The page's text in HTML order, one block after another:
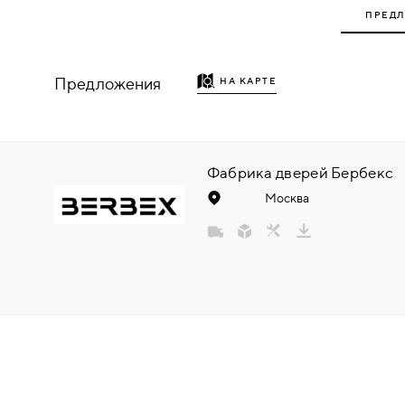
ДЕКОРАТИВНЫЕ НАКЛАДКИ/
ПОВОРОТНЫЕ РУЧКИ/WC-
Предложения НА КАРТЕ
Фабрика дверей Бербекс
Москва